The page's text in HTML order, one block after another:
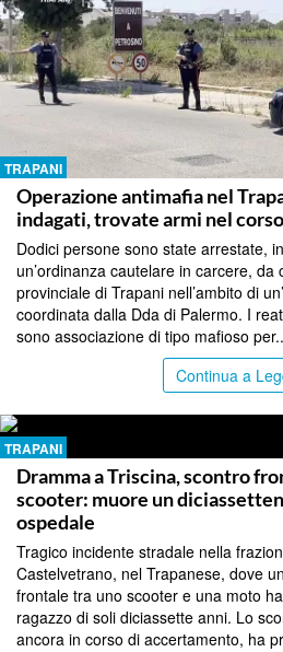
TRAPANI
Operazione antimafia nel
indagati, trovate armi nel
Dodici persone sono state arrestate,
un’ordinanza cautelare in carcere,
provinciale di Trapani nell’ambito di
coordinata dalla Dda di Palermo. I
sono associazione di tipo mafioso
Continua a
TRAPANI
Dramma a Triscina, scontro
scooter: muore un
ospedale
Tragico incidente stradale nella
Castelvetrano, nel Trapanese, dove
frontale tra uno scooter e una moto
ragazzo di soli diciassette anni. Lo
ancora in corso di accertamento, ha